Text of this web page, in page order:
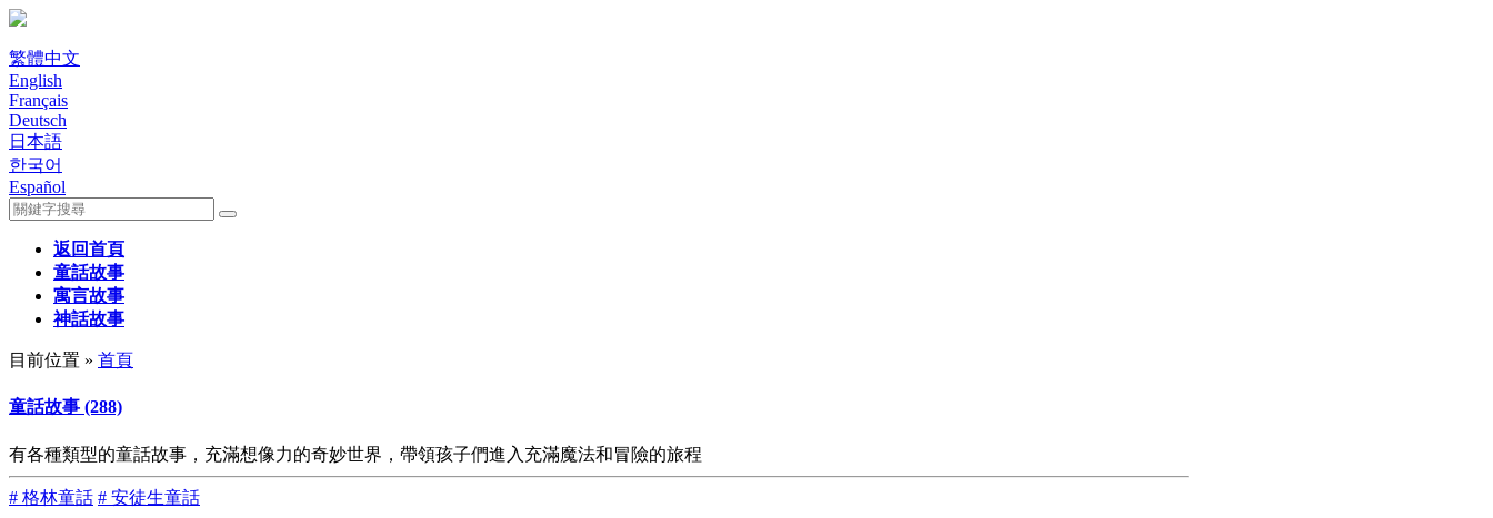
繁體中文
English
Français
Deutsch
日本語
한국어
Español
返回首頁
童話故事
寓言故事
神話故事
目前位置 » 首頁
童話故事 (288)
有各種類型的童話故事，充滿想像力的奇妙世界，帶領孩子們進入充滿魔法和冒險的旅程
# 格林童話 # 安徒生童話